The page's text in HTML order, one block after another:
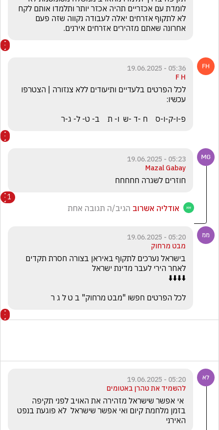
אחרונה שאתם מזהירים אזרחים אירנים.
05:36 - 19.06.2025
F H
פ-ו-ק-ו-ס    ח -ד -ש  ו- ת    ב- ט- ל- ג-ר
05:23 - 19.06.2025
Mazal Gabay
חוזרים לשגרה חחחחח
1
אודליה אשרוב הגיב/ה תגובה אחת
05:20 - 19.06.2025
מבט מרחוק
לכל הפרטים חפשו "מבט מרחוק" ב ט ל ג ר
05:20 - 19.06.2025
להשמיד את טהרן באטומים
האירני